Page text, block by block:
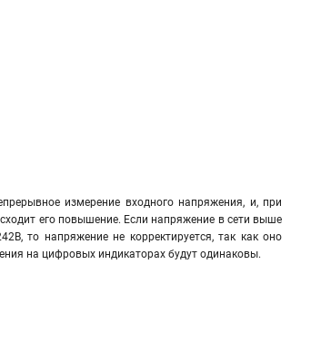
измерение входного напряжения, и, при
его повышение. Если напряжение в сети выше
то напряжение не корректируется, так как оно
на цифровых индикаторах будут одинаковы.